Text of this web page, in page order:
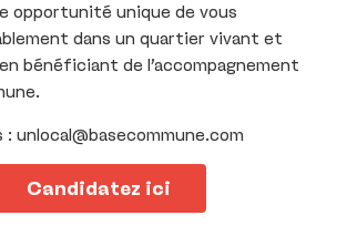
opportunité unique de vous
dans un quartier vivant et
bénéficiant de l’accompagnement
: unlocal@basecommune.com
Candidatez ici